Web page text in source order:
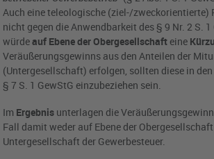
Auch eine teleologische (ziel-/zweckorientierte)
nicht gegen die Anwendbarkeit des § 9 Nr. 2 S.
würdeauf Ebene der Obergesellschaft eine
Veräußerungsgewinns aus den Anteilen der
(Untergesellschaft) erfolgen, sollten diese in
§ 7 S. 1 GewStG einzubeziehen sein.
Im Ergebnis unterlagen die
Fall damit weder auf Ebene der
Untergesellschaft der Gewerbesteuer.